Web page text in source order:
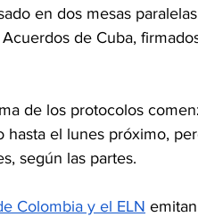
en dos mesas
de Cuba,
de los protocolos
el lunes próximo,
según las partes.
Colombia y el ELN